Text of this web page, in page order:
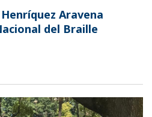
Aravena
del Braille